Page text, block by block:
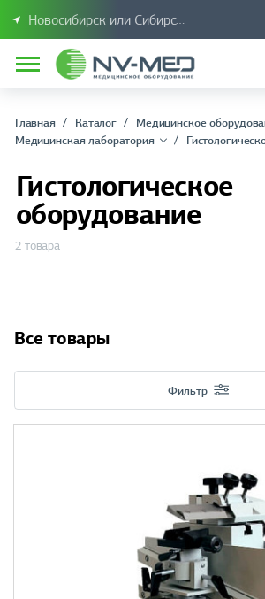
Новосибирск или Сибирский
Главная Каталог
Медицинское
Медицинская лаборатория
Гистологическое
оборудование
2 товара
Все товары
Фильтр